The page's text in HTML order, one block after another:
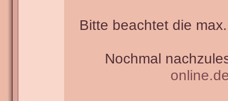
Bitte beachtet die
Nochmal